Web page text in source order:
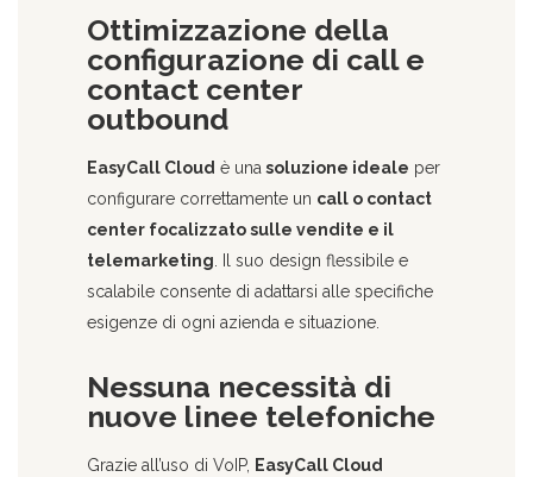
Ottimizzazione della
configurazione di call e
contact center
outbound
EasyCall Cloud è una soluzione ideale per
configurare correttamente un call o contact
center focalizzato sulle vendite e il
telemarketing . Il suo design flessibile e
scalabile consente di adattarsi alle specifiche
esigenze di ogni azienda e situazione.
Nessuna necessità di
nuove linee telefoniche
Grazie all’uso di VoIP, EasyCall Cloud